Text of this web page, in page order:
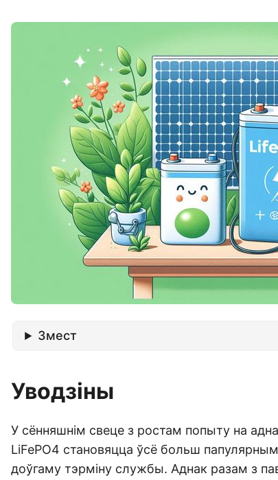
Змест
Уводзіны
У сённяшнім свеце з ростам попыту на
LiFePO4 становяцца ўсё больш
доўгаму тэрміну службы. Аднак разам з